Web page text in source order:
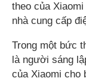
theo của
nhà cung cấp
Trong một bức
là người sáng
của Xiaomi cho